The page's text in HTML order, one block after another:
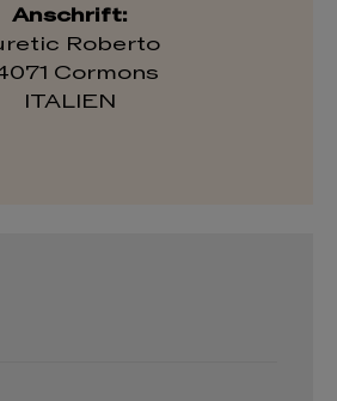
Anschrift:
Roberto
Cormons
ITALIEN